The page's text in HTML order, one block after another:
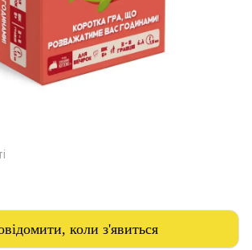
коли з'явиться